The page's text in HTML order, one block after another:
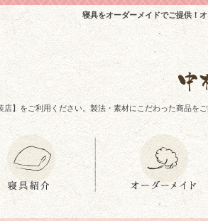
寝具をオーダーメイドでご提供！
】をご利用ください。製法・素材にこだわった商品